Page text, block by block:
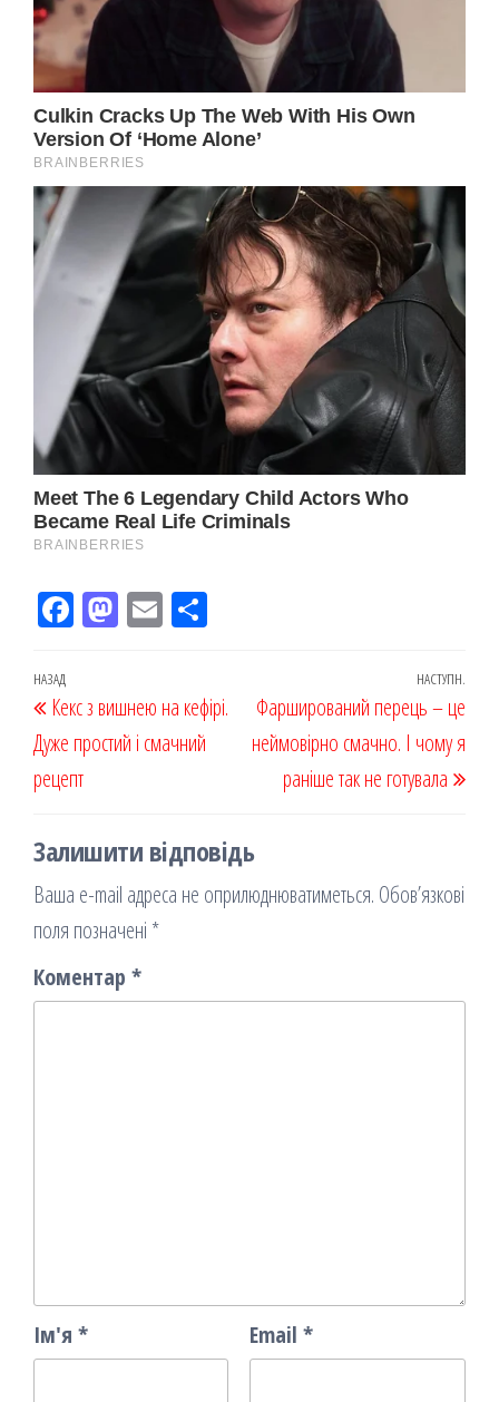
Fac
k
M
on
Em
ис
Навігація
записів
Попередній
запис
НАЗАД
Кекс з вишнею на кефірі.
Дуже простий і смачний
рецепт
НАСТУПН.
Фарширований перець – це
неймовірно смачно. І чому я
раніше так не готувала
Залишити відповідь
Ваша e-mail адреса не оприлюднюватиметься. Обов’язкові
поля позначені *
Коментар *
Ім'я * Email *